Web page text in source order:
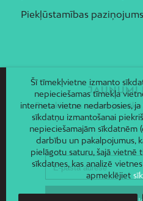
Piekļūstamības paziņojums
JAUNUMI
Piesakies un saņem
Šī tīmekļvietne izmanto
nepieciešamas tīmekļa
interneta vietne nedarbosies,
sīkdatņu izmantošanai
nepieciešamajām sīkdatnēm
darbību un pakalpojumus,
pielāgotu saturu, šajā vietnē
sīkdatnes, kas analizē
apmeklējiet